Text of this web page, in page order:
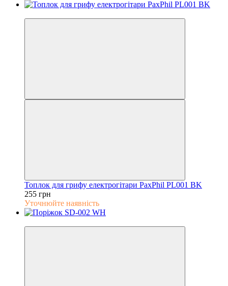
Топлок для грифу електрогітари PaxPhil PL001 BK
255 грн
Уточнюйте наявність